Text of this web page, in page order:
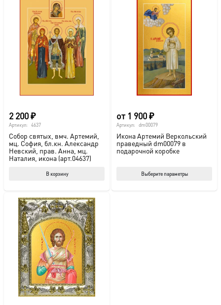
2 200₽
Артикул: 4637
Собор святых, вмч. Артемий,
мц. София, бл.кн. Александр
Невский, прав. Анна, мц.
Наталия, икона (арт.04637)
В корзину
от 1 900₽
Артикул: dm00079
Икона Артемий Веркольский
праведный dm00079 в
подарочной коробке
Выберите параметры